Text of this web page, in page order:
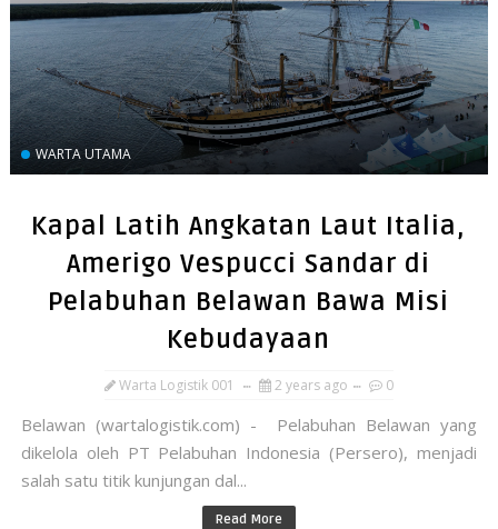
WARTA UTAMA
Kapal Latih Angkatan Laut Italia,
Amerigo Vespucci Sandar di
Pelabuhan Belawan Bawa Misi
Kebudayaan
Warta Logistik 001 2 years ago 0
Belawan (wartalogistik.com) - Pelabuhan Belawan yang
dikelola oleh PT Pelabuhan Indonesia (Persero), menjadi
salah satu titik kunjungan dal...
Read More